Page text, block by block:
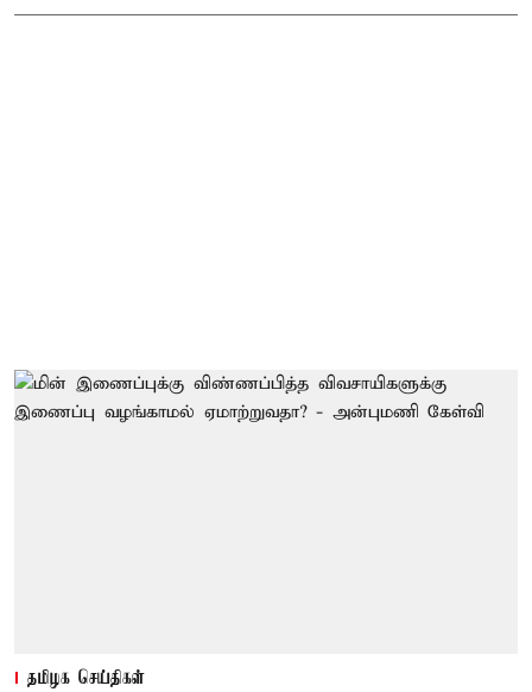
தமிழக செய்திகள்